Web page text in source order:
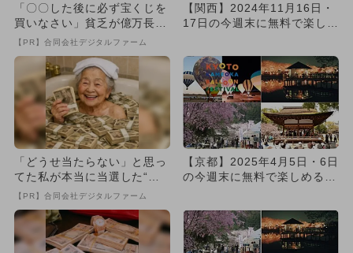
「〇〇した後に必ず宝くじを
買いなさい」貧乏が億万長者
に
【PR】合同会社デジタルファーム
【関西】2024年11月16日・
17日の今週末に無料で楽しめ
「どうせ当たらない」と思っ
てた私が本当に当選した“買
い方”がこれ
【PR】合同会社デジタルファーム
【京都】2025年4月5日・6日
の今週末に無料で楽しめるイ